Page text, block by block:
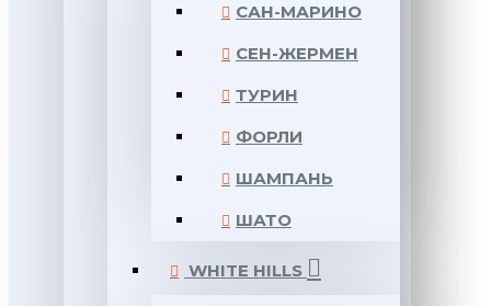
САН-МАРИНО
СЕН-ЖЕРМЕН
ТУРИН
ФОРЛИ
ШАМПАНЬ
ШАТО
WHITE HILLS